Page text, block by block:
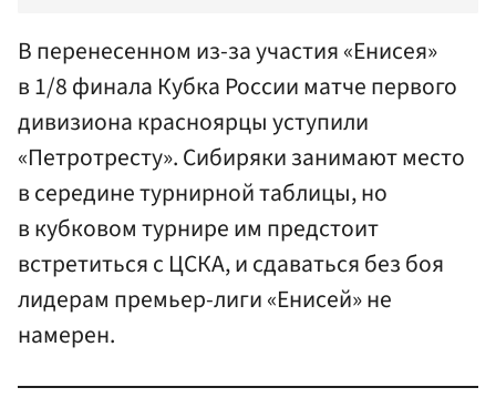
В перенесенном из-за участия «Енисея»
в 1/8 финала Кубка России матче первого
дивизиона красноярцы уступили
«Петротресту». Сибиряки занимают место
в середине турнирной таблицы, но
в кубковом турнире им предстоит
встретиться с ЦСКА, и сдаваться без боя
лидерам премьер-лиги «Енисей» не
намерен.